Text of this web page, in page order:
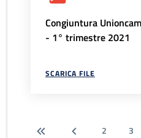
Congiuntura
- 1° trimestre 2021
SCARICA FILE
2 3